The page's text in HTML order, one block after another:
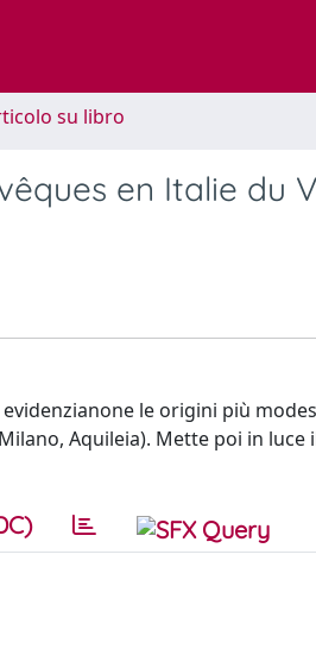
su libro
en Italie du
le origini più
Aquileia). Mette poi in luce